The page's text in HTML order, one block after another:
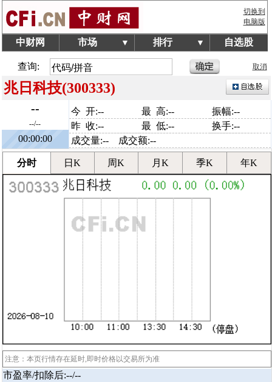
切换到
电脑版
中财网 市场 ▼ 排行 ▼ 自选股
查询: 取消
兆日科技(300333)
--
--/--
00:00:00
今 开:-- 最 高:--
振幅:--
昨 收:--
最 低:--
换手:--
成交量:-- 成交额:--
分时 日K 周K 月K 季K 年K
注意：本页行情存在延时,即时价格以交易所为准
市盈率/扣除后:--/--